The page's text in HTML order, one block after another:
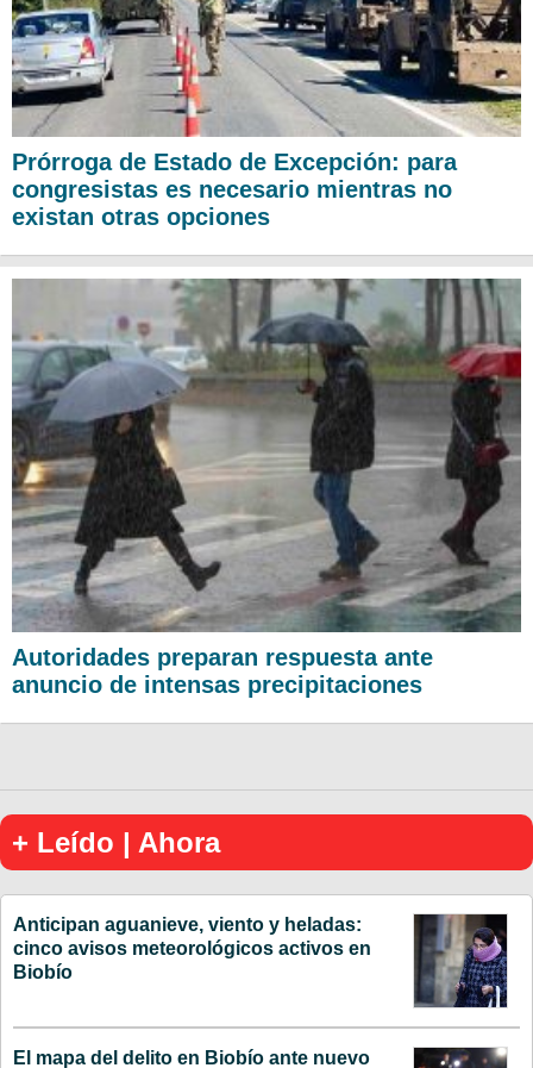
Prórroga de Estado de Excepción: para
congresistas es necesario mientras no
existan otras opciones
Autoridades preparan respuesta ante
anuncio de intensas precipitaciones
+ Leído | Ahora
Anticipan aguanieve, viento y heladas:
cinco avisos meteorológicos activos en
Biobío
El mapa del delito en Biobío ante nuevo